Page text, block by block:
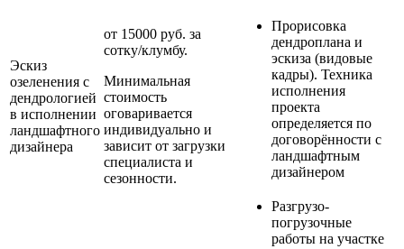
Эскиз
озеленения с
дендрологией
в исполнении
ландшафтного
дизайнера
от 15000 руб. за
сотку/клумбу.
Минимальная
стоимость
оговаривается
индивидуально и
зависит от загрузки
специалиста и
сезонности.
Прорисовка
дендроплана и
эскиза (видовые
кадры). Техника
исполнения
проекта
определяется по
договорённости с
ландшафтным
дизайнером
Разгрузо-
погрузочные
работы на участке